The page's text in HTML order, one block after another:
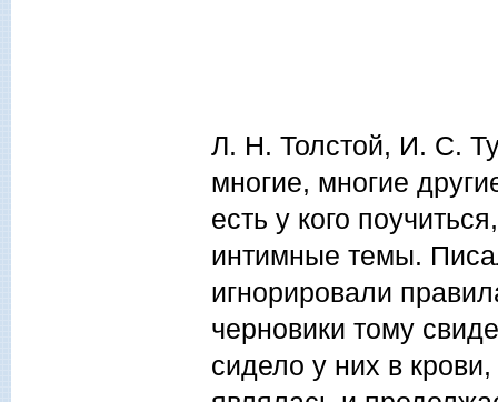
Л. Н. Толстой, И. С.
многие, многие
есть у кого
интимные темы.
игнорировали
черновики тому
сидело у них в